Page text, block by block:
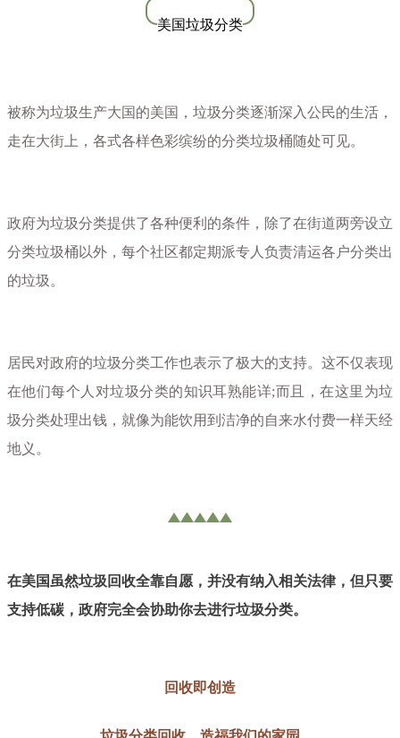
美国垃圾分类
被称为垃圾生产大国的美国，垃圾分类逐渐深入公民的生活，
走在大街上，各式各样色彩缤纷的分类垃圾桶随处可见。
政府为垃圾分类提供了各种便利的条件，除了在街道两旁设立
分类垃圾桶以外，每个社区都定期派专人负责清运各户分类出
的垃圾。
居民对政府的垃圾分类工作也表示了极大的支持。这不仅表现
在他们每个人对垃圾分类的知识耳熟能详;而且，在这里为垃
圾分类处理出钱，就像为能饮用到洁净的自来水付费一样天经
地义。
在美国虽然垃圾回收全靠自愿，并没有纳入相关法律，但只要
支持低碳，政府完全会协助你去进行垃圾分类。
回收即创造